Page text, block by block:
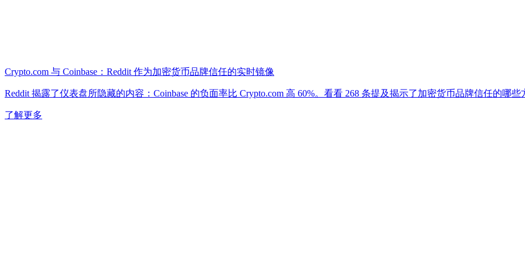
Crypto.com 与 Coinbase：Reddit 作为加密货币品牌信任的实时镜像
Reddit 揭露了仪表盘所隐藏的内容：Coinbase 的负面率比 Crypto.com 高 60%。看看 268 条提及揭示了加密货币品牌信任的哪些
了解更多